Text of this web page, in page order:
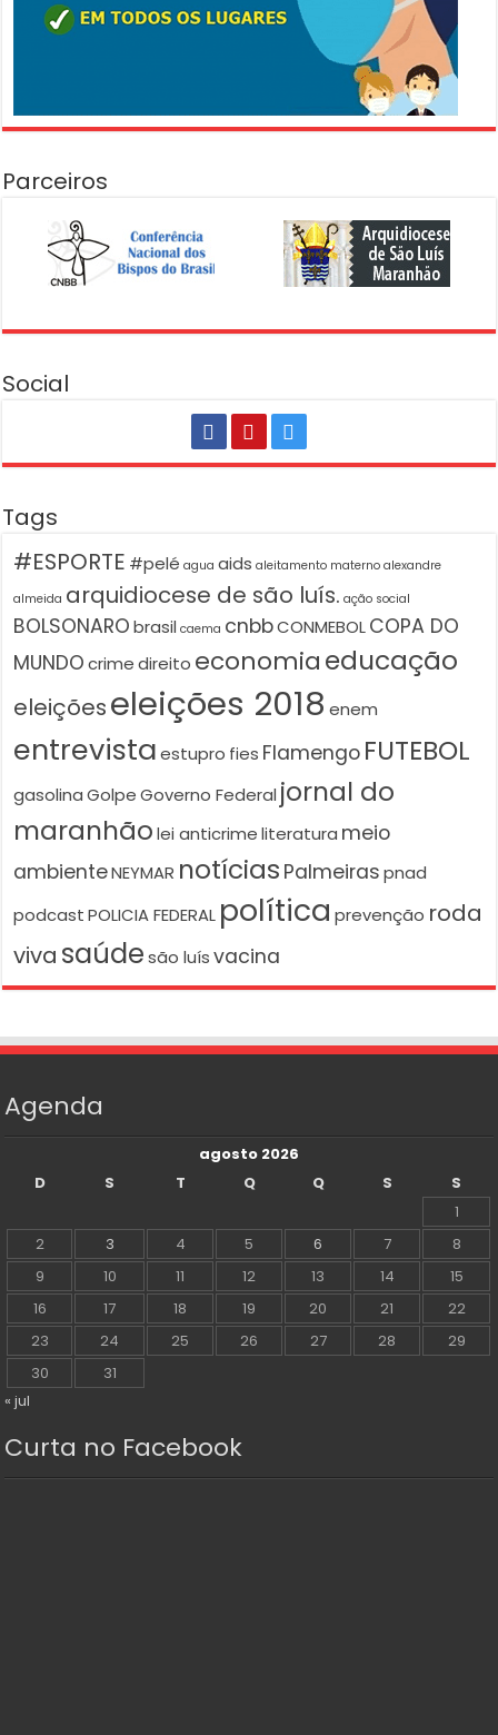
Parceiros
Social
Tags
#ESPORTE #pelé agua aids aleitamento materno alexandre
almeida arquidiocese de são luís. ação social
BOLSONARO brasil caema cnbbCONMEBOLCOPA DO
MUNDO crime direito economiaeducação
eleiçõeseleições 2018 enem
entrevista estupro fies Flamengo FUTEBOL
gasolina Golpe Governo Federal jornal do
maranhão lei anticrime literatura meio
ambienteNEYMAR notícias Palmeiras pnad
podcast POLICIA FEDERAL política prevenção roda
viva saúde são luís vacina
Agenda
agosto 2026
D
S T Q Q S
S
1
2
3 4 5 6 7
8
9
10 11 12 13 14
15
16
17 18 19 20 21
22
23
24 25 26 27 28
29
30
31
« jul
Curta no Facebook